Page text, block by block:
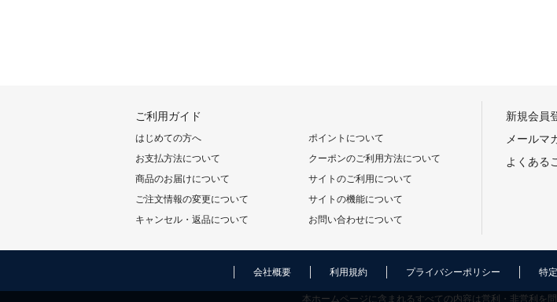
ご利用ガイド
はじめての方へ
お支払方法について
商品のお届けについて
ご注文情報の変更について
キャンセル・返品について
ポイントについて
クーポンのご利用方法について
サイトのご利用について
サイトの機能について
お問い合わせについて
新規会員
メールマ
よくある
会社概要 利用規約 プライバシーポリシー 特
本ホームページに含まれるすべての内容は営利・非営利を